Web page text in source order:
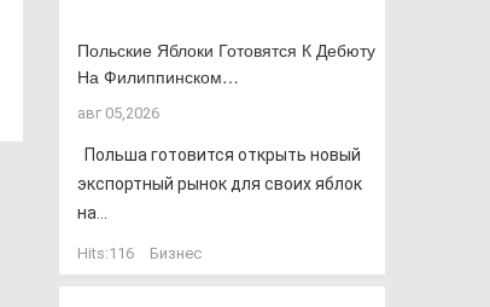
Польские Яблоки Готовятся К Дебюту
На Филиппинском…
авг 05,2026
Польша готовится открыть новый
экспортный рынок для своих яблок
на...
Hits:116 Бизнес